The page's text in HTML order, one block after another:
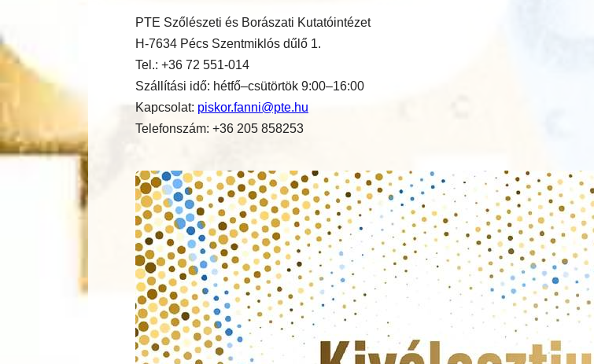
PTE Szőlészeti és Borászati Kutatóintézet
H-7634 Pécs Szentmiklós dűlő 1.
Tel.: +36 72 551-014
Szállítási idő: hétfő–csütörtök 9:00–16:00
Kapcsolat: piskor.fanni@pte.hu
Telefonszám: +36 205 858253